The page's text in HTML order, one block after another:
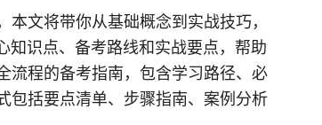
文将带你从基础概念到实战技巧，
知识点、备考路线和实战要点，帮助
流程的备考指南，包含学习路径、必
包括要点清单、步骤指南、案例分析